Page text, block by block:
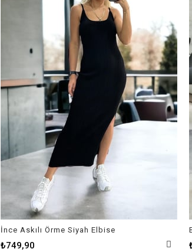
İnce Askılı Örme Siyah Elbise
₺749,90